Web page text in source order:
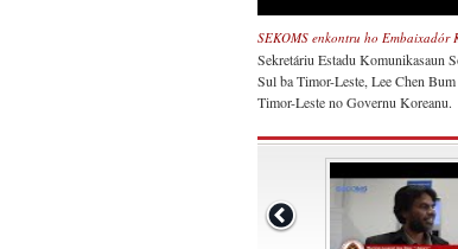
SEKOMS enkontru ho Embaixadór
Sekretáriu Estadu Komunikasaun
Sul ba Timor-Leste, Lee Chen
Timor-Leste no Governu Koreanu.